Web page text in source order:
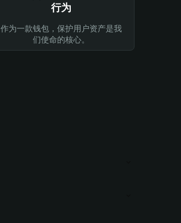
行为
作为一款钱包，保护用户资产是我
们使命的核心。